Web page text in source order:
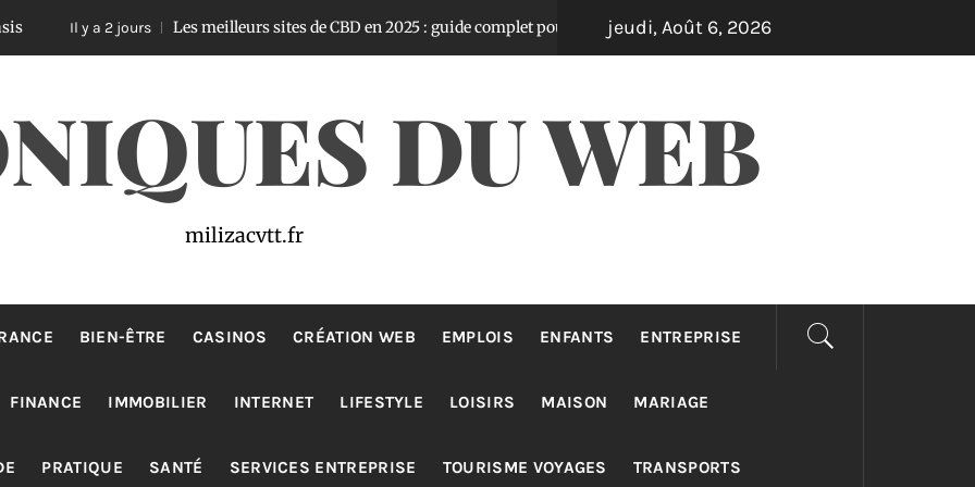
a 2 jours Les meilleurs sites de CBD en 2025 : guide complet pour choisir qualité et prix Il y a 3 jours
jeudi, Août 6, 2026
DU WEB
milizacvtt.fr
BIEN-ÊTRE CASINOS CRÉATION WEB EMPLOIS ENFANTS ENTREPRISE
FINANCE IMMOBILIER INTERNET LIFESTYLE LOISIRS MAISON MARIAGE
PRATIQUE SANTÉ SERVICES ENTREPRISE TOURISME VOYAGES TRANSPORTS